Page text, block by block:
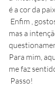
é a cor da
mas a
Para mim,
me faz sentido
Passo!